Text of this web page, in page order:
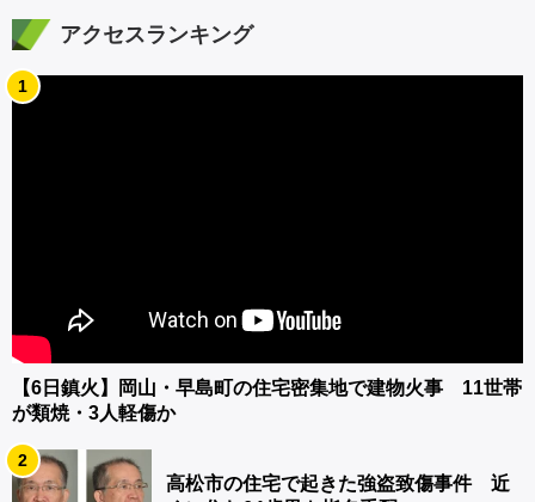
アクセスランキング
1
【6日鎮火】岡山・早島町の住宅密集地で建物火事 11世帯
が類焼・3人軽傷か
2
高松市の住宅で起きた強盗致傷事件 近